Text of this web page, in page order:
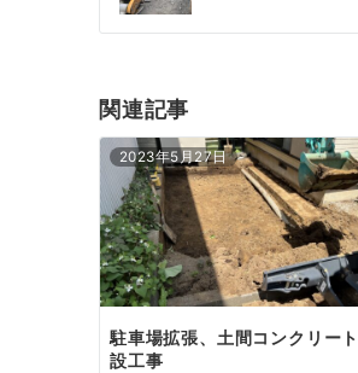
ナ
ゲ
ー
シ
ョ
ン
関連記事
2023年5月27日
駐車場拡張、土間コンクリー
設工事